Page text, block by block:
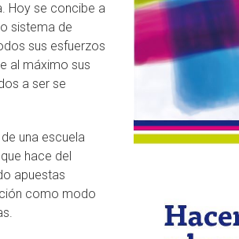
Hoy se concibe a
sistema de
sus esfuerzos
al máximo sus
a ser se
una escuela
hace del
apuestas
como modo